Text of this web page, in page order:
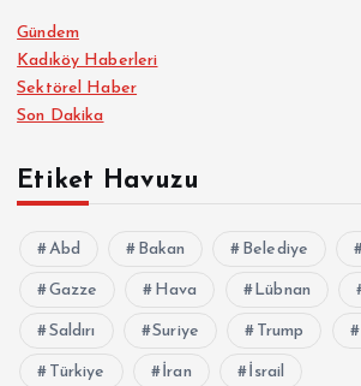
Gündem
Kadıköy Haberleri
Sektörel Haber
Son Dakika
Etiket Havuzu
Abd Bakan Belediye
Gazze Hava Lübnan
Saldırı Suriye Trump
Türkiye İran İsrail